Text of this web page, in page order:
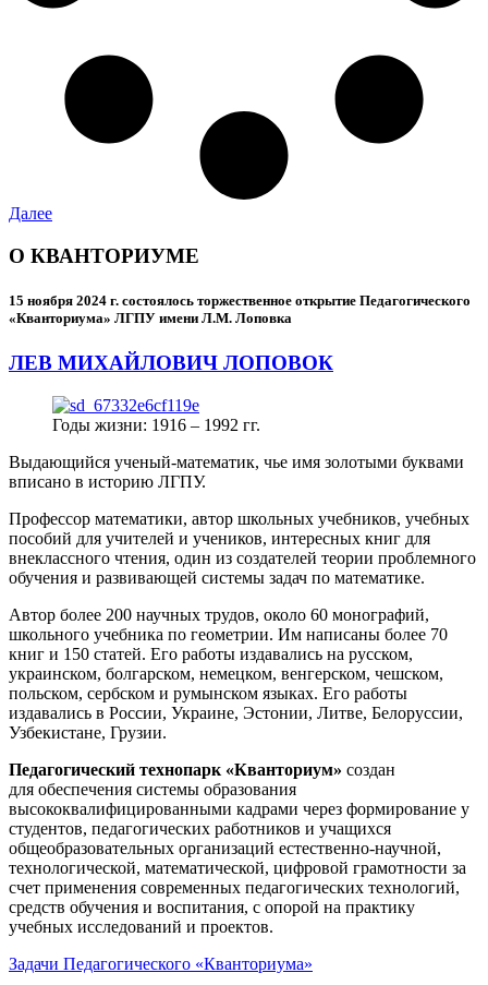
Далее
О КВАНТОРИУМЕ
15 ноября 2024 г. состоялось торжественное открытие Педагогического
«Кванториума» ЛГПУ имени Л.М. Лоповка
ЛЕВ МИХАЙЛОВИЧ ЛОПОВОК
Годы жизни: 1916 – 1992 гг.
Выдающийся ученый-математик, чье имя золотыми буквами
вписано в историю ЛГПУ.
Профессор математики, автор школьных учебников, учебных
пособий для учителей и учеников, интересных книг для
внеклассного чтения, один из создателей теории проблемного
обучения и развивающей системы задач по математике.
Автор более 200 научных трудов, около 60 монографий,
школьного учебника по геометрии. Им написаны более 70
книг и 150 статей. Его работы издавались на русском,
украинском, болгарском, немецком, венгерском, чешском,
польском, сербском и румынском языках. Его работы
издавались в России, Украине, Эстонии, Литве, Белоруссии,
Узбекистане, Грузии.
Педагогический технопарк «Кванториум» создан
для обеспечения системы образования
высококвалифицированными кадрами через формирование у
студентов, педагогических работников и учащихся
общеобразовательных организаций естественно-научной,
технологической, математической, цифровой грамотности за
счет применения современных педагогических технологий,
средств обучения и воспитания, с опорой на практику
учебных исследований и проектов.
Задачи Педагогического «Кванториума»